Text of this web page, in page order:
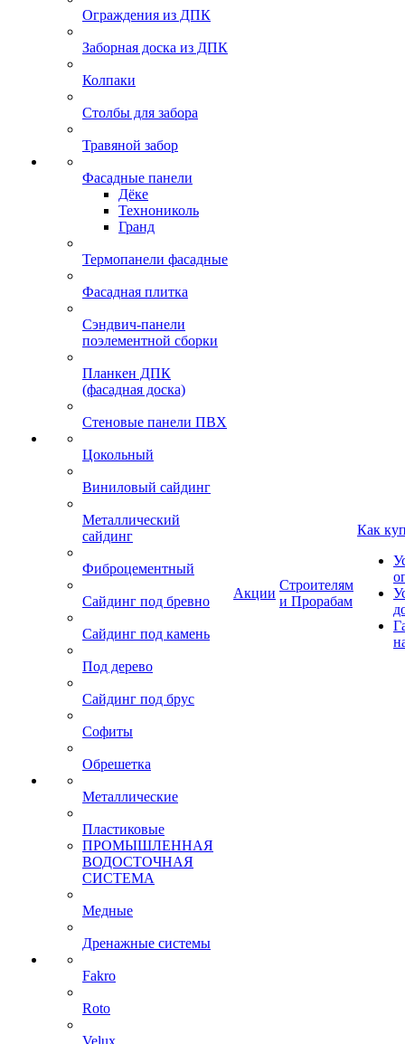
Ограждения из ДПК
Заборная доска из ДПК
Колпаки
Столбы для забора
Травяной забор
Фасадные панели
Дёке
Технониколь
Гранд
Термопанели фасадные
Фасадная плитка
Сэндвич-панели
поэлементной сборки
Планкен ДПК
(фасадная доска)
Стеновые панели ПВХ
Цокольный
Виниловый сайдинг
Металлический
сайдинг
Фиброцементный
Сайдинг под бревно
Сайдинг под камень
Под дерево
Сайдинг под брус
Софиты
Обрешетка
Металлические
Пластиковые
ПРОМЫШЛЕННАЯ
ВОДОСТОЧНАЯ
СИСТЕМА
Медные
Дренажные системы
Fakro
Roto
Velux
Акции
Строителям
и Прорабам
Как